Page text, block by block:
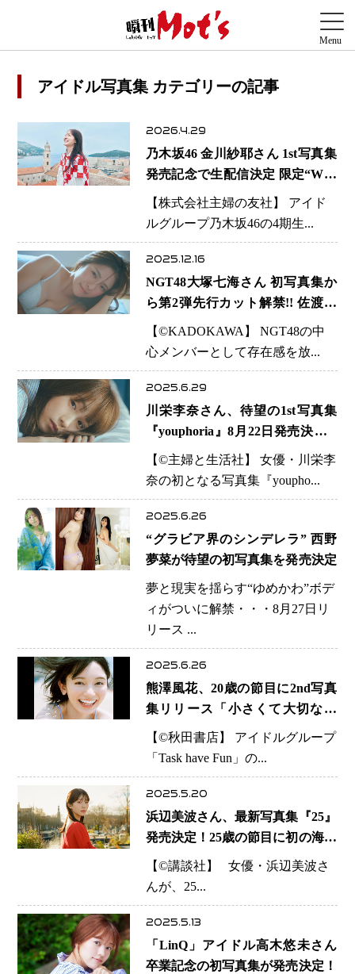
アイドル写真集 カテゴリーの記事
2026.4.29
乃木坂46 金川紗耶さん 1st写真集
発売記念で生配信決定 限定“W特
典”付き予約企画も実施へ
【株式会社主婦の友社】 アイド
ルグループ乃木坂46の4期生...
2025.12.16
NGT48大塚七海さん 初写真集か
ら第2弾先行カット解禁!! 佐渡島
で見せた“現在地”
【©️KADOKAWA】 NGT48の中
心メンバーとして存在感を放...
2025.6.29
川栄李奈さん、待望の1st写真集
『youphoria』8月22日発売決定 3
種のカバー公開＆お渡しイベント
開催へ
【©️主婦と生活社】 女優・川栄李
奈の初となる写真集『youpho...
2025.6.26
“グラビア界のシンデレラ” 西野
夢菜が待望の初写真集を発売決定
夢と現実を揺らす“ゆめかわ”ボデ
ィがついに解禁・・・8月27日リ
リース ...
2025.6.26
熊澤風花、20歳の節目に2nd写真
集リリース「小さくて大切なも
の」7月2日発売！
【©️秋田書店】 アイドルグループ
「Task have Fun」の...
2025.5.20
浜辺美波さん、最新写真集『25』
発売決定！25歳の節目に初の海外
ロケに挑戦
【©️講談社】 女優・浜辺美波さ
んが、25...
2025.5.13
「LinQ」アイドル高木悠未さん
卒業記念の初写真集が発売決定！